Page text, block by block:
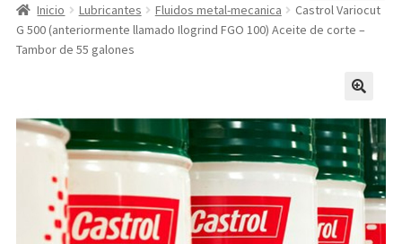
Sobre nosotros
Brochures
Refacciones
Literatura
Memorándum COVID-19
Inicio Lubricantes Fluidos metal-mecanica
Castrol Variocut
G 500 (anteriormente llamado Ilogrind FGO 100) Aceite de corte –
Tambor de 55 galones